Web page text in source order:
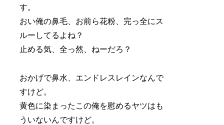
す。
おい俺の鼻毛、お前ら花粉、完っ全にス
ルーしてるよね？
止める気、全っ然、ねーだろ？
おかげで鼻水、エンドレスレインなんで
すけど。
黄色に染まったこの俺を慰めるヤツはも
ういないんですけど。